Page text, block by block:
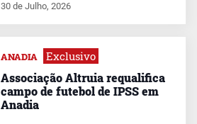
30 de Julho, 2026
ANADIA Exclusivo
Associação Altruia requalifica
campo de futebol de IPSS em
Anadia